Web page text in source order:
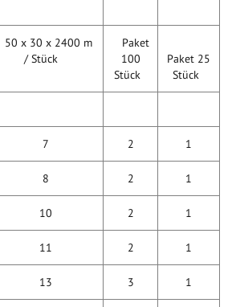
50 x 30 x 2400 m
/ Stück
Paket
100
Stück
Paket 25
Stück
7 2 1
8 2 1
10 2 1
11 2 1
13 3 1